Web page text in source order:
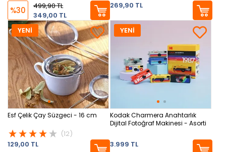
%30
499,90 TL
349,00 TL
269,90 TL
Esf Çelik Çay Süzgeci - 16 cm
(12)
129,00 TL
YENİ
Kodak Charmera Anahtarlık
Dijital Fotoğraf Makinesi - Asorti
3.999 TL
YENİ